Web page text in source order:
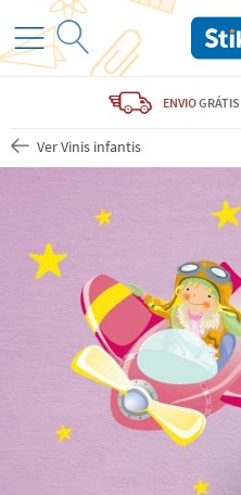
ENVIOGRÁTIS
Ver Vinis infantis